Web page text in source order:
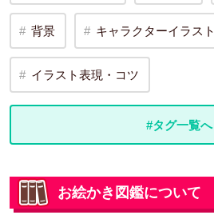
背景 キャラクターイラスト
イラスト表現・コツ
#タグ一覧へ
お絵かき図鑑について